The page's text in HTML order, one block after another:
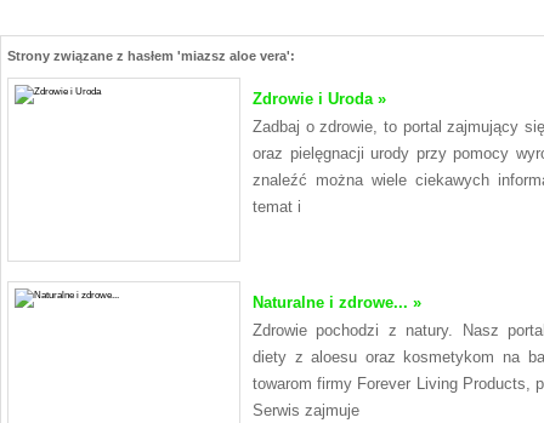
Strony związane z hasłem 'miazsz aloe vera':
Zdrowie i Uroda »
Zadbaj o zdrowie, to portal zajmujący
oraz pielęgnacji urody przy pomocy
znaleźć można wiele ciekawych
temat i
Naturalne i zdrowe... »
Zdrowie pochodzi z natury. Nasz
diety z aloesu oraz kosmetykom na
towarom firmy Forever Living Products,
Serwis zajmuje